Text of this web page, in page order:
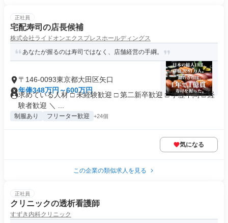
正社員
宅配寿司の店長候補
株式会社ライドオンエクスプレスホールディングス
あなたが握るのは寿司ではなく、店舗経営の手綱。
〒146-0093東京都大田区矢口
年俸348万円～600万円
求めている人材 □ 未経験歓迎 □ 第二新卒歓迎 □ 学歴不問 □ 経
験者歓迎 ＼ ...
制服あり フリーター歓迎 +24個
気になる
この企業の類似求人を見る
正社員
クリニックの透析看護師
すずき内科クリニック